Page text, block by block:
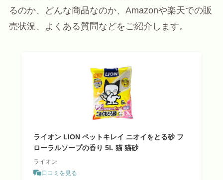
るのか、どんな商品なのか、Amazonや楽天での販
売状況、よくある質問などをご紹介します。
ライオン LION ペットキレイ ニオイをとる砂 フ
ローラルソープの香り 5L 猫 猫砂
ライオン
口コミを見る